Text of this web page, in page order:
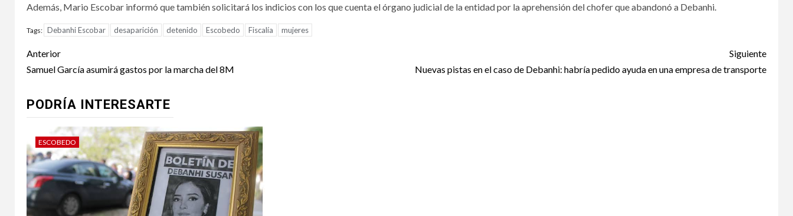
Además, Mario Escobar informó que también solicitará los indicios con los que cuenta el órgano judicial de la entidad por la aprehensión del chofer que abandonó a Debanhi.
Tags: Debanhi Escobar desaparición detenido Escobedo Fiscalía mujeres
Post
navigation
Anterior
Samuel García asumirá gastos por la marcha del 8M
Siguiente
Nuevas pistas en el caso de Debanhi: habría pedido ayuda en una empresa de transporte
PODRÍA INTERESARTE
ESCOBEDO